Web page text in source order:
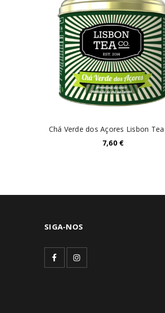
Chá Verde dos Açores Lisbon Tea
7,60 €
SIGA-NOS